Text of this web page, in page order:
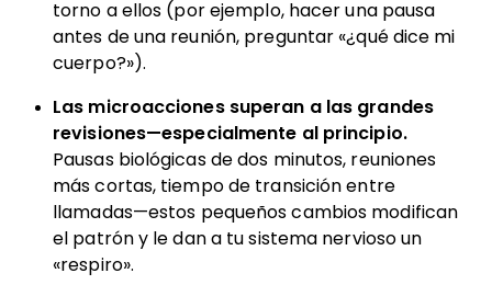
torno a ellos (por ejemplo, hacer una pausa
antes de una reunión, preguntar «¿qué dice mi
cuerpo?»).
Las microacciones superan a las grandes
revisiones—especialmente al principio.
Pausas biológicas de dos minutos, reuniones
más cortas, tiempo de transición entre
llamadas—estos pequeños cambios modifican
el patrón y le dan a tu sistema nervioso un
«respiro».